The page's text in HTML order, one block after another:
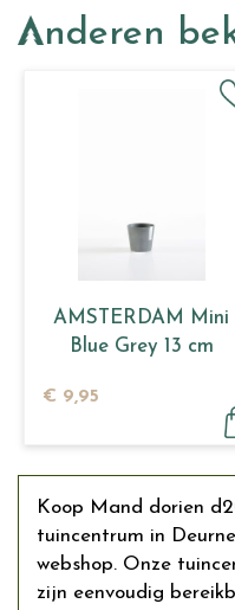
Anderen
AMSTERDAM Mini
Blue Grey 13 cm
€ 9,95
Koop Mand dorien
tuincentrum in
webshop. Onze
zijn eenvoudig